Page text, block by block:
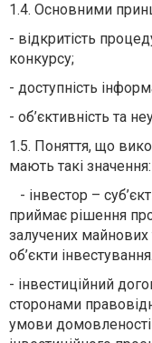
1.4. Основними
- відкритість
конкурсу;
- доступність
- об’єктивність та
1.5. Поняття, що
мають такі значення:
- інвестор –
приймає рішення
залучених майнових
об’єкти інвестування.
- інвестиційний
сторонами
умови домовленості